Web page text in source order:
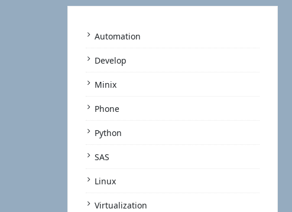
Automation
Develop
Minix
Phone
Python
SAS
Linux
Virtualization